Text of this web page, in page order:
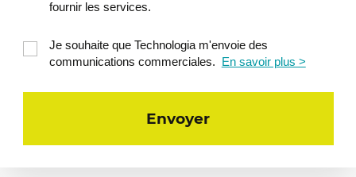
fournir les services.
Je souhaite que Technologia m'envoie des
communications commerciales.
En savoir plus >